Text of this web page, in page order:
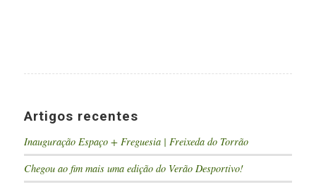
Artigos recentes
Inauguração Espaço + Freguesia | Freixeda do Torrão
Chegou ao fim mais uma edição do Verão Desportivo!